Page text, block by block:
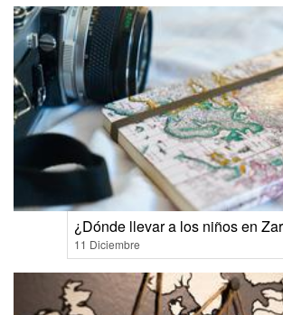
¿Dónde llevar a los niños en
11 Diciembre